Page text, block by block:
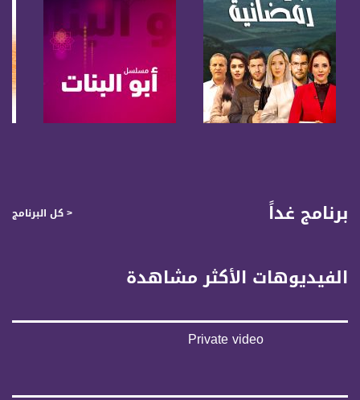
برنامج غداً < كل البرنامج
الفيديوهات الأكثر مشاهدة
Private video